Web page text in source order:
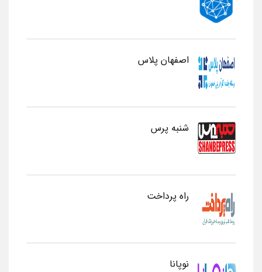
اصفهان پلاس
شنبه پرس
راه پرداخت
نوپانا